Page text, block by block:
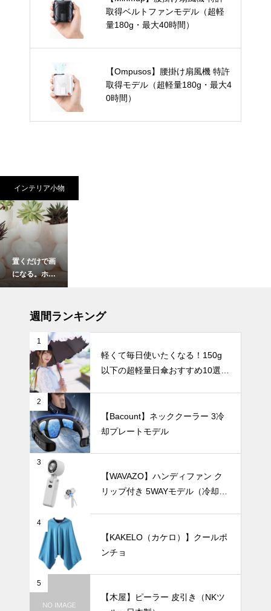
取得ベルトファンモデル（超軽
量180g・最大40時間）
【Ompusos】腰掛け扇風機 特許
取得モデル（超軽量180g・最大4
0時間）
インテリア小物
置くだけで画
になる。ホワ
イト花瓶で楽
ート。
枝ものや背の
高い花をもっ
と素敵に。陶
器製ロングベ
ースでつくる
洗練インテリ
UV・雨対策
２０２４年の
おすすめ折り
たたみ傘ベス
テーブルウェア
親子の朝食が
もっと楽しく
週間ランキング
1
軽くて毎日使いたくなる！150g
以下の超軽量日傘おすすめ10選
2
【Bacount】ネッククーラー 3冷
却プレートモデル
3
【WAVAZO】ハンディファン ク
リップ付き 5WAYモデル（冷却プ
4
【KAKELO（カケロ）】クールポ
ンチョ
5
【木屋】ピーラー 皮引き（NKツ